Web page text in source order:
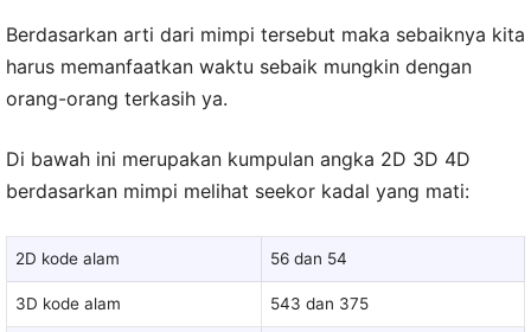
Berdasarkan arti dari mimpi tersebut maka sebaiknya kita
harus memanfaatkan waktu sebaik mungkin dengan
orang-orang terkasih ya.
Di bawah ini merupakan kumpulan angka 2D 3D 4D
berdasarkan mimpi melihat seekor kadal yang mati:
2D kode alam 56 dan 54
3D kode alam 543 dan 375